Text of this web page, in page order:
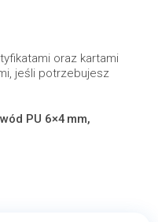
oraz kartami
jeśli potrzebujesz
PU 6×4 mm,